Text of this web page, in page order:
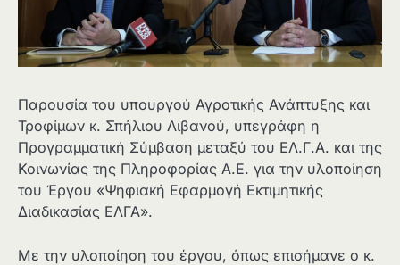
Παρουσία του υπουργού Αγροτικής Ανάπτυξης και
Τροφίμων κ. Σπήλιου Λιβανού, υπεγράφη η
Προγραμματική Σύμβαση μεταξύ του ΕΛ.Γ.Α. και της
Κοινωνίας της Πληροφορίας Α.Ε. για την υλοποίηση
του Έργου «Ψηφιακή Εφαρμογή Εκτιμητικής
Διαδικασίας ΕΛΓΑ».
Με την υλοποίηση του έργου, όπως επισήμανε ο κ.